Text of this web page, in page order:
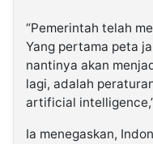
“Pemerintah telah
Yang pertama peta
nantinya akan
lagi, adalah
artificial
Ia menegaskan,